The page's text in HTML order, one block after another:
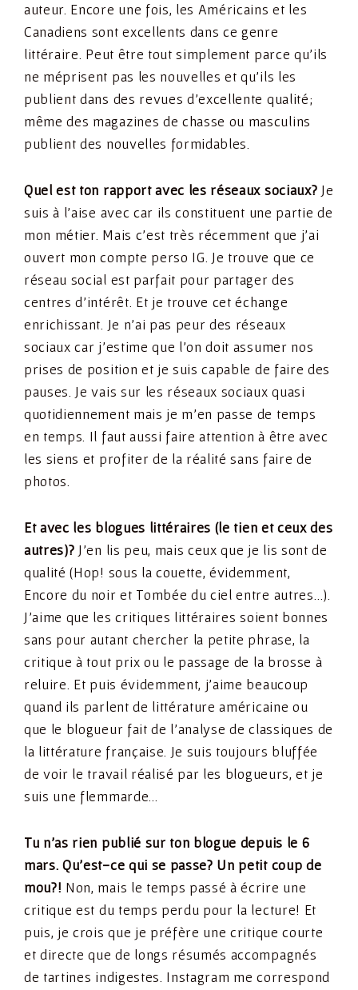
auteur. Encore une fois, les Américains et les
Canadiens sont excellents dans ce genre
littéraire. Peut être tout simplement parce qu’ils
ne méprisent pas les nouvelles et qu’ils les
publient dans des revues d’excellente qualité;
même des magazines de chasse ou masculins
publient des nouvelles formidables.
Quel est ton rapport avec les réseaux sociaux? Je
suis à l’aise avec car ils constituent une partie de
mon métier. Mais c’est très récemment que j’ai
ouvert mon compte perso IG. Je trouve que ce
réseau social est parfait pour partager des
centres d’intérêt. Et je trouve cet échange
enrichissant. Je n’ai pas peur des réseaux
sociaux car j’estime que l’on doit assumer nos
prises de position et je suis capable de faire des
pauses. Je vais sur les réseaux sociaux quasi
quotidiennement mais je m’en passe de temps
en temps. Il faut aussi faire attention à être avec
les siens et profiter de la réalité sans faire de
photos.
Et avec les blogues littéraires (le tien et ceux des
autres)? J’en lis peu, mais ceux que je lis sont de
qualité (Hop! sous la couette, évidemment,
Encore du noir et Tombée du ciel entre autres…).
J’aime que les critiques littéraires soient bonnes
sans pour autant chercher la petite phrase, la
critique à tout prix ou le passage de la brosse à
reluire. Et puis évidemment, j’aime beaucoup
quand ils parlent de littérature américaine ou
que le blogueur fait de l’analyse de classiques de
la littérature française. Je suis toujours bluffée
de voir le travail réalisé par les blogueurs, et je
suis une flemmarde…
Tu n’as rien publié sur ton blogue depuis le 6
mars. Qu’est-ce qui se passe? Un petit coup de
mou?! Non, mais le temps passé à écrire une
critique est du temps perdu pour la lecture! Et
puis, je crois que je préfère une critique courte
et directe que de longs résumés accompagnés
de tartines indigestes. Instagram me correspond